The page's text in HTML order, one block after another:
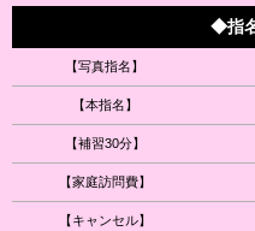
◆指
【写真指名】
【本指名】
【補習30分】
【家庭訪問費】
【キャンセル】